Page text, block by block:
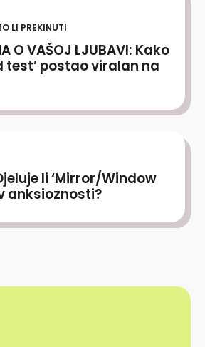
LI PREKINUTI
O VAŠOJ LJUBAVI: Kako
test’ postao viralan na
li ‘Mirror/Window
anksioznosti?